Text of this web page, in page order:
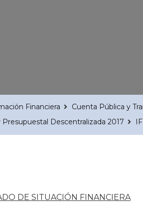
Financiera Cuenta Pública y
Descentralizada 2017
DE SITUACIÓN FINANCIERA